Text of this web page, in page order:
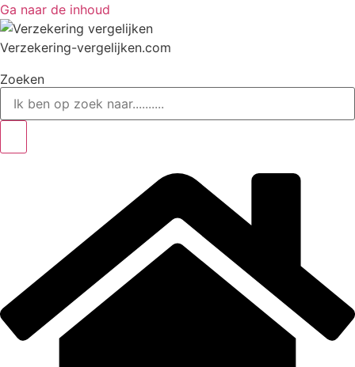
Ga naar de inhoud
Verzekering-vergelijken.com
Zoeken